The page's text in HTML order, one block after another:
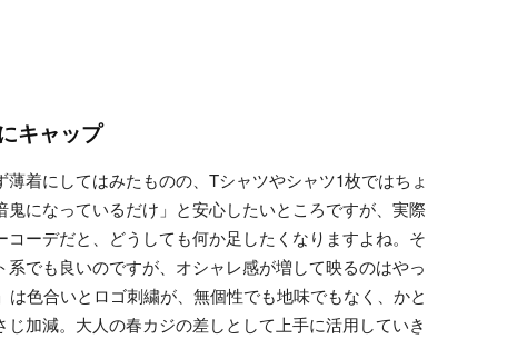
キャップ
着にしてはみたものの、Tシャツやシャツ1枚ではちょ
になっているだけ」と安心したいところですが、実際
ーデだと、どうしても何か足したくなりますよね。そ
でも良いのですが、オシャレ感が増して映るのはやっ
色合いとロゴ刺繍が、無個性でも地味でもなく、かと
加減。大人の春カジの差しとして上手に活用していき